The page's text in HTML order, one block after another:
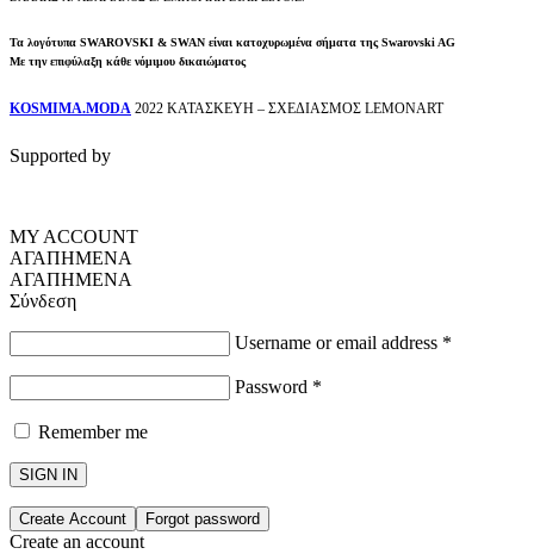
Τα λογότυπα SWAROVSKI & SWAN είναι κατοχυρωμένα σήματα της Swarovski AG
Με την επιφύλαξη κάθε νόμιμου δικαιώματος
KOSMIMA.MODA 2022 ΚΑΤΑΣΚΕΥΗ – ΣΧΕΔΙΑΣΜΟΣ LEMONART
Supported by
MY ACCOUNT
ΑΓΑΠΗΜΕΝΑ
ΑΓΑΠΗΜΕΝΑ
Σύνδεση
Username or email address *
Password *
Remember me
SIGN IN
Create Account Forgot password
Create an account